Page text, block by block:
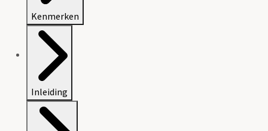
Kenmerken
Inleiding